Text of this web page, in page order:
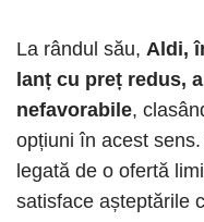
La rândul său, Aldi,
lanț cu preț redus,
nefavorabile,
opțiuni în acest
legată de o ofertă
satisface așteptările